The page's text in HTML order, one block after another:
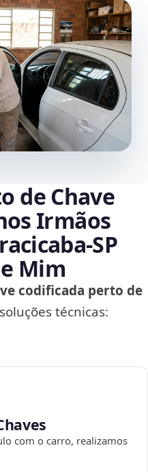
de Chave
Irmãos
Mim
codificada perto de
técnicas:
com o carro, realizamos